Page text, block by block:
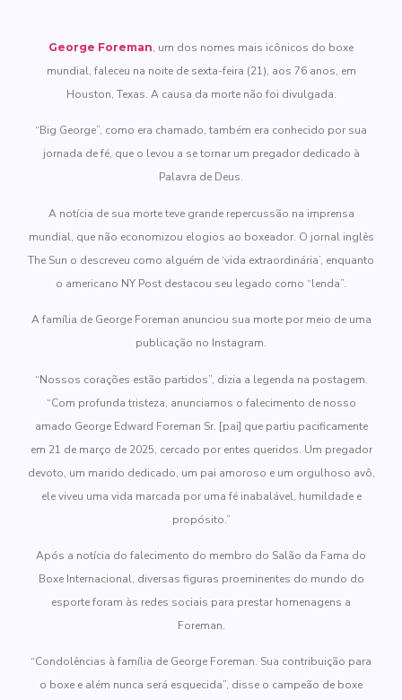
George Foreman, um dos nomes mais icônicos do boxe
mundial, faleceu na noite de sexta-feira (21), aos 76 anos, em
Houston, Texas. A causa da morte não foi divulgada.
“Big George”, como era chamado, também era conhecido por sua
jornada de fé, que o levou a se tornar um pregador dedicado à
Palavra de Deus.
A notícia de sua morte teve grande repercussão na imprensa
mundial, que não economizou elogios ao boxeador. O jornal inglês
The Sun o descreveu como alguém de ‘vida extraordinária’, enquanto
o americano NY Post destacou seu legado como “lenda”.
A família de George Foreman anunciou sua morte por meio de uma
publicação no Instagram.
“Nossos corações estão partidos”, dizia a legenda na postagem.
“Com profunda tristeza, anunciamos o falecimento de nosso
amado George Edward Foreman Sr. [pai] que partiu pacificamente
em 21 de março de 2025, cercado por entes queridos. Um pregador
devoto, um marido dedicado, um pai amoroso e um orgulhoso avô,
ele viveu uma vida marcada por uma fé inabalável, humildade e
propósito.”
Após a notícia do falecimento do membro do Salão da Fama do
Boxe Internacional, diversas figuras proeminentes do mundo do
esporte foram às redes sociais para prestar homenagens a
Foreman.
“Condolências à família de George Foreman. Sua contribuição para
o boxe e além nunca será esquecida”, disse o campeão de boxe